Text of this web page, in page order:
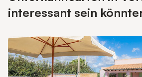
interessant sein